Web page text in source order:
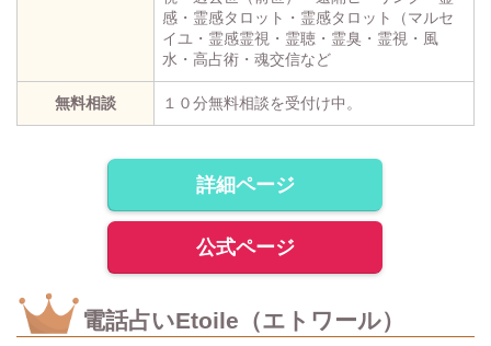
感・霊感タロット・霊感タロット（マルセ
イユ・霊感霊視・霊聴・霊臭・霊視・風
水・高占術・魂交信など
無料相談 １０分無料相談を受付け中。
詳細ページ
公式ページ
電話占いEtoile（エトワール）